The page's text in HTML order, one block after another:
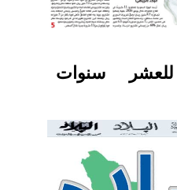
للعشر سنوات